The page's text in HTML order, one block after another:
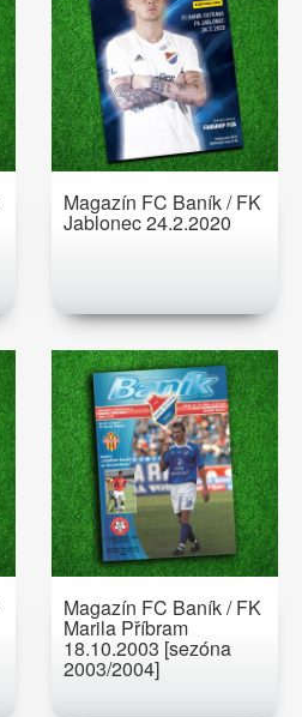
Magazín FC Baník / FK
Jablonec 24.2.2020
Magazín FC Baník / FK
Marila Příbram
18.10.2003 [sezóna
2003/2004]